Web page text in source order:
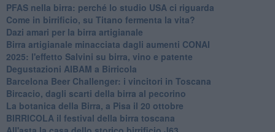
​PFAS nella birra: perché lo studio USA ci riguarda
​Come in birrificio, su Titano fermenta la vita?
Dazi amari per la birra artigianale
​Birra artigianale minacciata dagli aumenti CONAI
​2025: l'effetto Salvini su birra, vino e patente
​Degustazioni AIBAM a Birricola
​Barcelona Beer Challenger: i vincitori in Toscana
Bircacio, dagli scarti della birra al pecorino
​La botanica della Birra, a Pisa il 20 ottobre
BIRRICOLA il festival della birra toscana